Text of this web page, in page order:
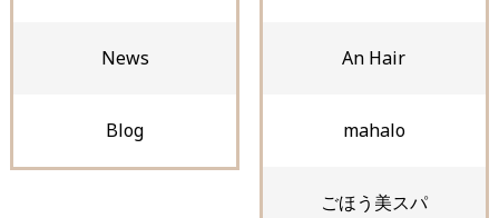
News
Blog
An Hair
mahalo
ごほう美スパ